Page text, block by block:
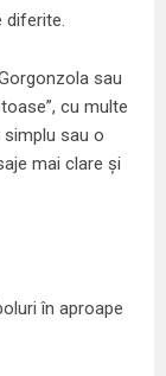
diferite.
sau
cu multe
sau o
mai clare și
în aproape